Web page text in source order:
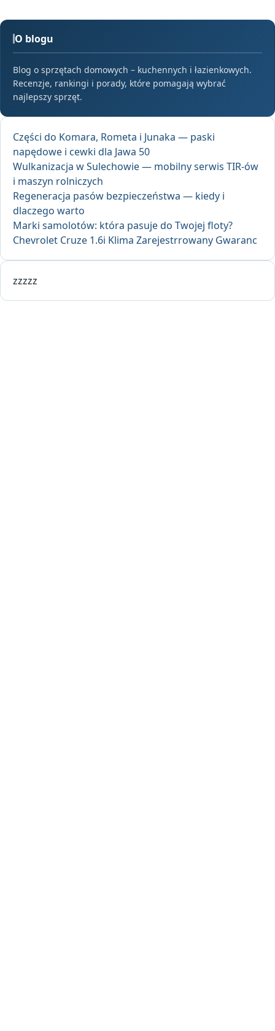
O blogu
Blog o sprzętach domowych – kuchennych i łazienkowych.
Recenzje, rankingi i porady, które pomagają wybrać
najlepszy sprzęt.
Części do Komara, Rometa i Junaka — paski
napędowe i cewki dla Jawa 50
Wulkanizacja w Sulechowie — mobilny serwis TIR-ów
i maszyn rolniczych
Regeneracja pasów bezpieczeństwa — kiedy i
dlaczego warto
Marki samolotów: która pasuje do Twojej floty?
Chevrolet Cruze 1.6i Klima Zarejestrrowany Gwaranc
zzzzz